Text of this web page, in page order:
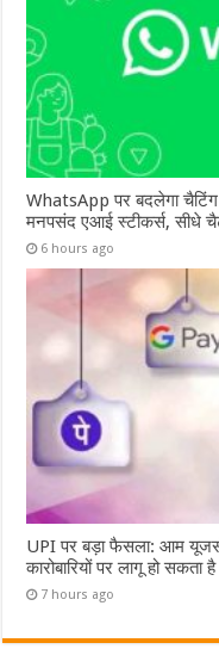
WhatsApp पर बदलेगा
मनपसंद एआई स्टीकर्स, सीधे
6 hours ago
UPI पर बड़ा फैसला: आम
कारोबारियों पर लागू हो सकता
7 hours ago